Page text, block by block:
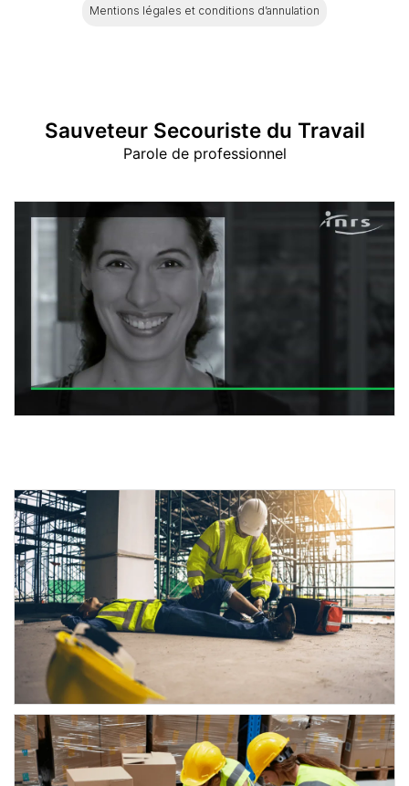
Mentions légales et conditions d’annulation
Sauveteur Secouriste du Travail
Parole de professionnel